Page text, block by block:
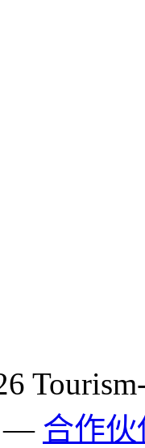
— 合作伙